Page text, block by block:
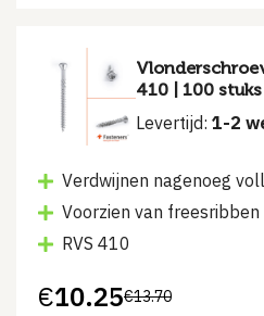
410 | 100 stuks
Levertijd: 1-2
Verdwijnen nagenoeg
Voorzien van freesribben
RVS 410
€13.70
Oorspronkelijke
€10.25
Huidige